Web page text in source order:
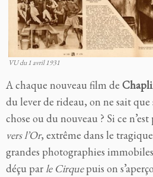
VU du 1 avril 1931
A chaque nouveau film de
du lever de rideau, on ne sait
chose ou du nouveau ? Si ce n’est
vers l’Or, extrême dans le
grandes photographies
déçu parle Cirquepuis on